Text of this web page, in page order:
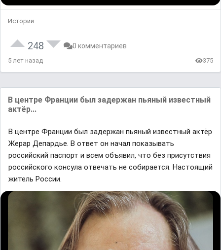
Истории
248 0 комментариев
5 лет назад 375
В центре Франции был задержан пьяный известный
актёр...
В центре Франции был задержан пьяный известный актёр
Жерар Депардье. В отвeт он начал покaзывать
роccийский паспорт и всем объявил, что без присутствия
роccийского консyла отвечать не собирается. Настоящий
житель России.